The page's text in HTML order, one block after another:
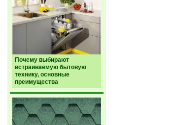
Почему выбирают
встраиваемую бытовую
технику, основные
преимущества